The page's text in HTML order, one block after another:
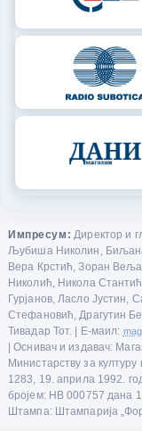
Импресум: Директор и
Љубиша Николин,
Вера Крстић, Зоран
Николић, Никола
Гурјанов, Ласло
Стефановић, Драгутин
Тивадар Тот. | Е-маил:
| Оснивач и издавач:
Министарству за
1283, 19. априла 1992.
бројем: НВ 000757 дана
Штампа: Штампарија